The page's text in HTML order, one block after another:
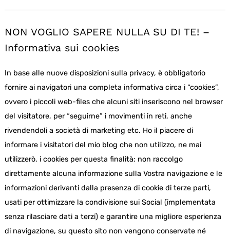
NON VOGLIO SAPERE NULLA SU DI TE! –
Informativa sui cookies
In base alle nuove disposizioni sulla privacy, è obbligatorio
fornire ai navigatori una completa informativa circa i “cookies”,
ovvero i piccoli web-files che alcuni siti inseriscono nel browser
del visitatore, per “seguirne” i movimenti in reti, anche
rivendendoli a società di marketing etc. Ho il piacere di
informare i visitatori del mio blog che non utilizzo, ne mai
utilizzerò, i cookies per questa finalità: non raccolgo
direttamente alcuna informazione sulla Vostra navigazione e le
informazioni derivanti dalla presenza di cookie di terze parti,
usati per ottimizzare la condivisione sui Social (implementata
senza rilasciare dati a terzi) e garantire una migliore esperienza
di navigazione, su questo sito non vengono conservate né